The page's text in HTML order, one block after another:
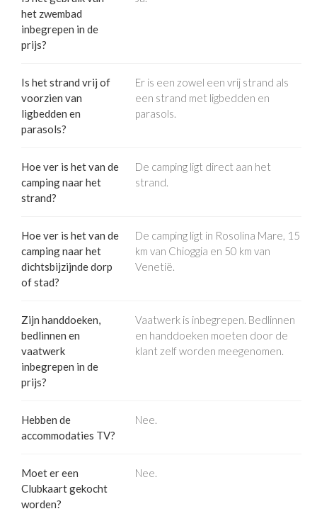
het zwembad
inbegrepen in de
prijs?
Is het strand vrij of
voorzien van
ligbedden en
parasols?
Er is een zowel een vrij strand als
een strand met ligbedden en
parasols.
Hoe ver is het van de
camping naar het
strand?
De camping ligt direct aan het
strand.
Hoe ver is het van de
camping naar het
dichtsbijzijnde dorp
of stad?
De camping ligt in Rosolina Mare, 15
km van Chioggia en 50 km van
Venetië.
Zijn handdoeken,
bedlinnen en
vaatwerk
inbegrepen in de
prijs?
Vaatwerk is inbegrepen. Bedlinnen
en handdoeken moeten door de
klant zelf worden meegenomen.
Hebben de
accommodaties TV?
Nee.
Moet er een
Clubkaart gekocht
worden?
Nee.